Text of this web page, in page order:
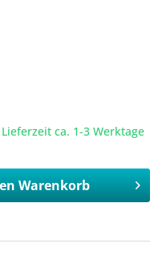
ca. 1-3 Werktage
Warenkorb